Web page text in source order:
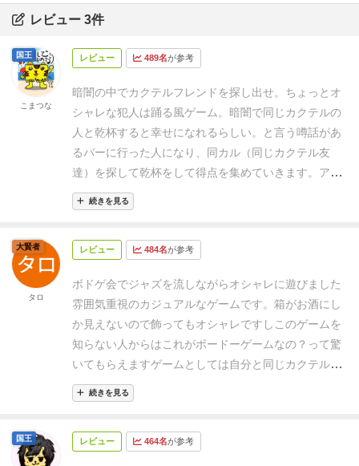
レビュー 3件
レビュー 489名が参考
暗闇の中でカクテルフレンドを探し出せ。ちょっとオ
シャレな犯人は踊る風ゲーム。 暗闇で同じカクテルの
人と乾杯すると幸せになれるらしい。
と言う噂話があ
るバーに行った人になり、同カル（同じカクテル友
達）を探して乾杯をして得点を集めていきます。アク
ションカードで情報を集めて同カルを探したり
カクテルを公開して同カルに見つけてもらったりして
カードとアクションカードとEXターンチップの三種
れている。得点が高いほど枚数が少ない。アクション
カードには効果が書かれている。隣の人のカクテルを
見るとか。他の人のカクテルと交換とか。 EXターンチ
ップはゲーム中１回だけ追加行動が取れるチップ。こ
こぞと言う時に使いましょう。ゲームルールは手番が
来たら乾杯かアクションカードを使うかどちらかを選
杯を申し込む。成功なら両者共に得点。失敗なら申し
込んだ人だけ減点。アクションカードの使用は山札か
続きを見る
国王
こまつな
レビュー 484名が参考
ボドゲ会でジャズを流しながらオシャレに遊びました
雰囲気重視のカジュアルなゲームです。箱がお酒にし
か見えないので飾ってもオシャレですしこのゲームを
知らない人からはこれがボードーゲームなの？って驚
いてもらえますゲームとしては自分と同じカクテルを
持っている人を見つけて乾杯を申し込んで得点を重ね
ていく方式のゲームです
杯を申し込まないときはイベントカードを引いて使う
続きを見る
大賢者
タロ
レビュー 464名が参考
国王